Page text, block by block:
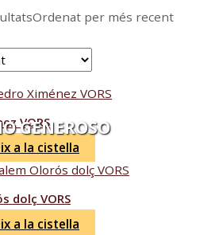
GENEROSO
Ordenat per més recent
VORS
a la cistella
dolç VORS
a la cistella